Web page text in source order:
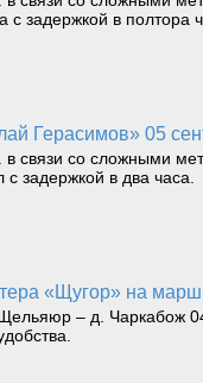
задержкой в полтора
Герасимов» 05
связи со сложными
задержкой в два часа.
«Щугор» на
– д. Чаркабож